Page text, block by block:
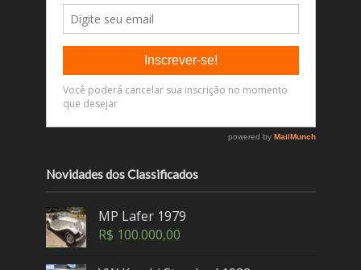
Novidades dos Classificados
MP Lafer 1979
R$ 100.000,00